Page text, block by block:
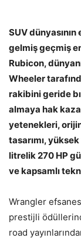
SUV
gelmiş geçmiş
Rubicon,
Wheeler
rakibini geride
almaya hak
yetenekleri,
tasarımı,
litrelik 270 HP
ve kapsamlı
Wrangler
prestijli
road